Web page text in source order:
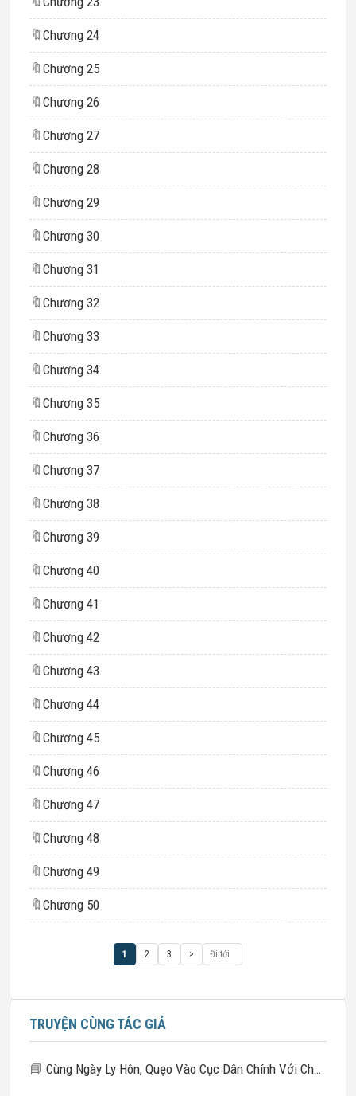
🔖 Chương 24
🔖 Chương 25
🔖 Chương 26
🔖 Chương 27
🔖 Chương 28
🔖 Chương 29
🔖 Chương 30
🔖 Chương 31
🔖 Chương 32
🔖 Chương 33
🔖 Chương 34
🔖 Chương 35
🔖 Chương 36
🔖 Chương 37
🔖 Chương 38
🔖 Chương 39
🔖 Chương 40
🔖 Chương 41
🔖 Chương 42
🔖 Chương 43
🔖 Chương 44
🔖 Chương 45
🔖 Chương 46
🔖 Chương 47
🔖 Chương 48
🔖 Chương 49
🔖 Chương 50
1 2 3 >
TRUYỆN CÙNG TÁC GIẢ
📘 Cùng Ngày Ly Hôn, Quẹo Vào Cục Dân Chính Với Chú Nhỏ Của Chồng Cũ